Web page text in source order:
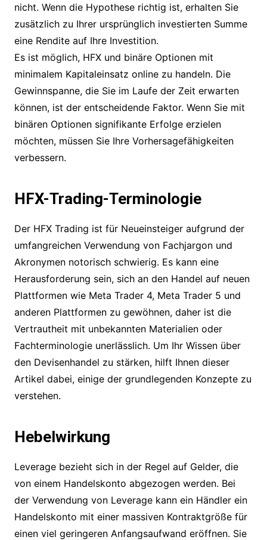
nicht. Wenn die Hypothese richtig ist, erhalten Sie
zusätzlich zu Ihrer ursprünglich investierten Summe
eine Rendite auf Ihre Investition.
Es ist möglich, HFX und binäre Optionen mit
minimalem Kapitaleinsatz online zu handeln. Die
Gewinnspanne, die Sie im Laufe der Zeit erwarten
können, ist der entscheidende Faktor. Wenn Sie mit
binären Optionen signifikante Erfolge erzielen
möchten, müssen Sie Ihre Vorhersagefähigkeiten
verbessern.
HFX-Trading-Terminologie
Der HFX Trading ist für Neueinsteiger aufgrund der
umfangreichen Verwendung von Fachjargon und
Akronymen notorisch schwierig. Es kann eine
Herausforderung sein, sich an den Handel auf neuen
Plattformen wie Meta Trader 4, Meta Trader 5 und
anderen Plattformen zu gewöhnen, daher ist die
Vertrautheit mit unbekannten Materialien oder
Fachterminologie unerlässlich. Um Ihr Wissen über
den Devisenhandel zu stärken, hilft Ihnen dieser
Artikel dabei, einige der grundlegenden Konzepte zu
verstehen.
Hebelwirkung
Leverage bezieht sich in der Regel auf Gelder, die
von einem Handelskonto abgezogen werden. Bei
der Verwendung von Leverage kann ein Händler ein
Handelskonto mit einer massiven Kontraktgröße für
einen viel geringeren Anfangsaufwand eröffnen. Sie